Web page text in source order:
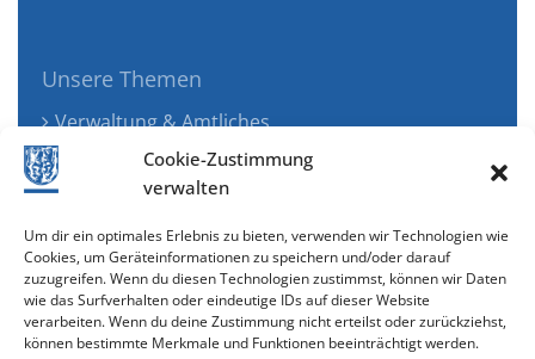
Cookie-Zustimmung
verwalten
Um dir ein optimales Erlebnis zu bieten, verwenden wir Technologien wie
Cookies, um Geräteinformationen zu speichern und/oder darauf
zuzugreifen. Wenn du diesen Technologien zustimmst, können wir Daten
wie das Surfverhalten oder eindeutige IDs auf dieser Website
verarbeiten. Wenn du deine Zustimmung nicht erteilst oder zurückziehst,
können bestimmte Merkmale und Funktionen beeinträchtigt werden.
Unsere Themen
Verwaltung & Amtliches
Jugend, Familie & Gesundheit
Tourismus, Freizeit & Ökologie
Wirtschaft & Verkehr
Senioren & Inklusion